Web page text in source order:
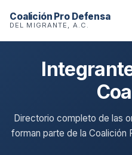
Coalición Pro Defensa
DEL MIGRANTE, A.C.
Directorio completo de las
forman parte de la Coalición